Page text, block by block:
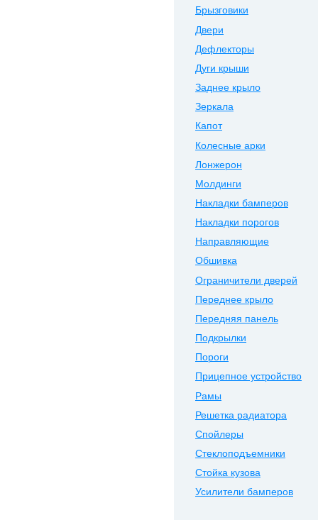
Брызговики
Двери
Дефлекторы
Дуги крыши
Заднее крыло
Зеркала
Капот
Колесные арки
Лонжерон
Молдинги
Накладки бамперов
Накладки порогов
Направляющие
Обшивка
Ограничители дверей
Переднее крыло
Передняя панель
Подкрылки
Пороги
Прицепное устройство
Рамы
Решетка радиатора
Спойлеры
Стеклоподъемники
Стойка кузова
Усилители бамперов